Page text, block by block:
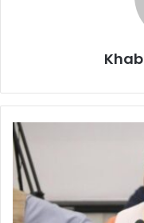
बिग
न्यूज़
बाहरी
लोगों
का